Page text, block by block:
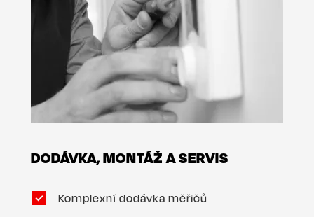
DODÁVKA, MONTÁŽ A SERVIS
Komplexní dodávka měřičů